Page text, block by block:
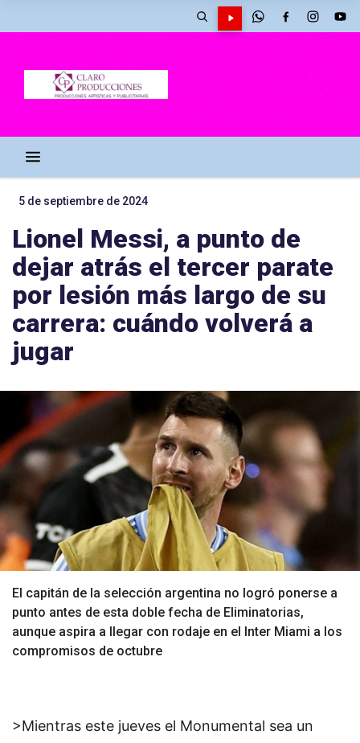
5 de septiembre de 2024
Lionel Messi, a punto de
dejar atrás el tercer parate
por lesión más largo de su
carrera: cuándo volverá a
jugar
El capitán de la selección argentina no logró ponerse a
punto antes de esta doble fecha de Eliminatorias,
aunque aspira a llegar con rodaje en el Inter Miami a los
compromisos de octubre
>Mientras este jueves el Monumental sea un